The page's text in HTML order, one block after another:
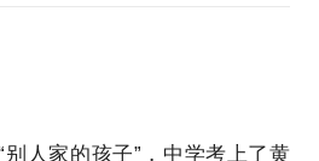
目标是带动业务的高速增长，
-》留存-》收入-》传播的整个
人家的孩子”，中学考上了黄